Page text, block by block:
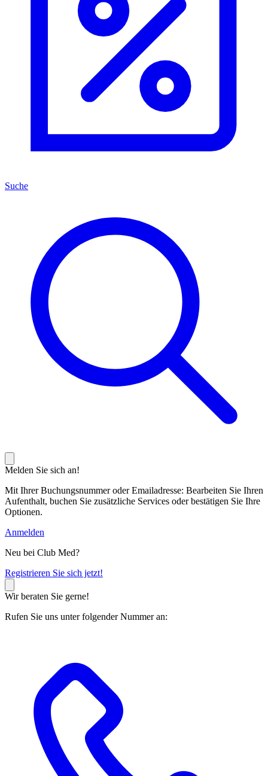
Suche
Melden Sie sich an!
Mit Ihrer Buchungsnummer oder Emailadresse: Bearbeiten Sie Ihren
Aufenthalt, buchen Sie zusätzliche Services oder bestätigen Sie Ihre
Optionen.
Anmelden
Neu bei Club Med?
Registrieren Sie sich jetzt!
Wir beraten Sie gerne!
Rufen Sie uns unter folgender Nummer an: